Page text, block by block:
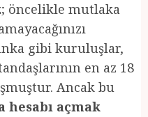
öncelikle mutlaka
gibi kuruluşlar,
en az 18
Ancak bu
hesabı açmak